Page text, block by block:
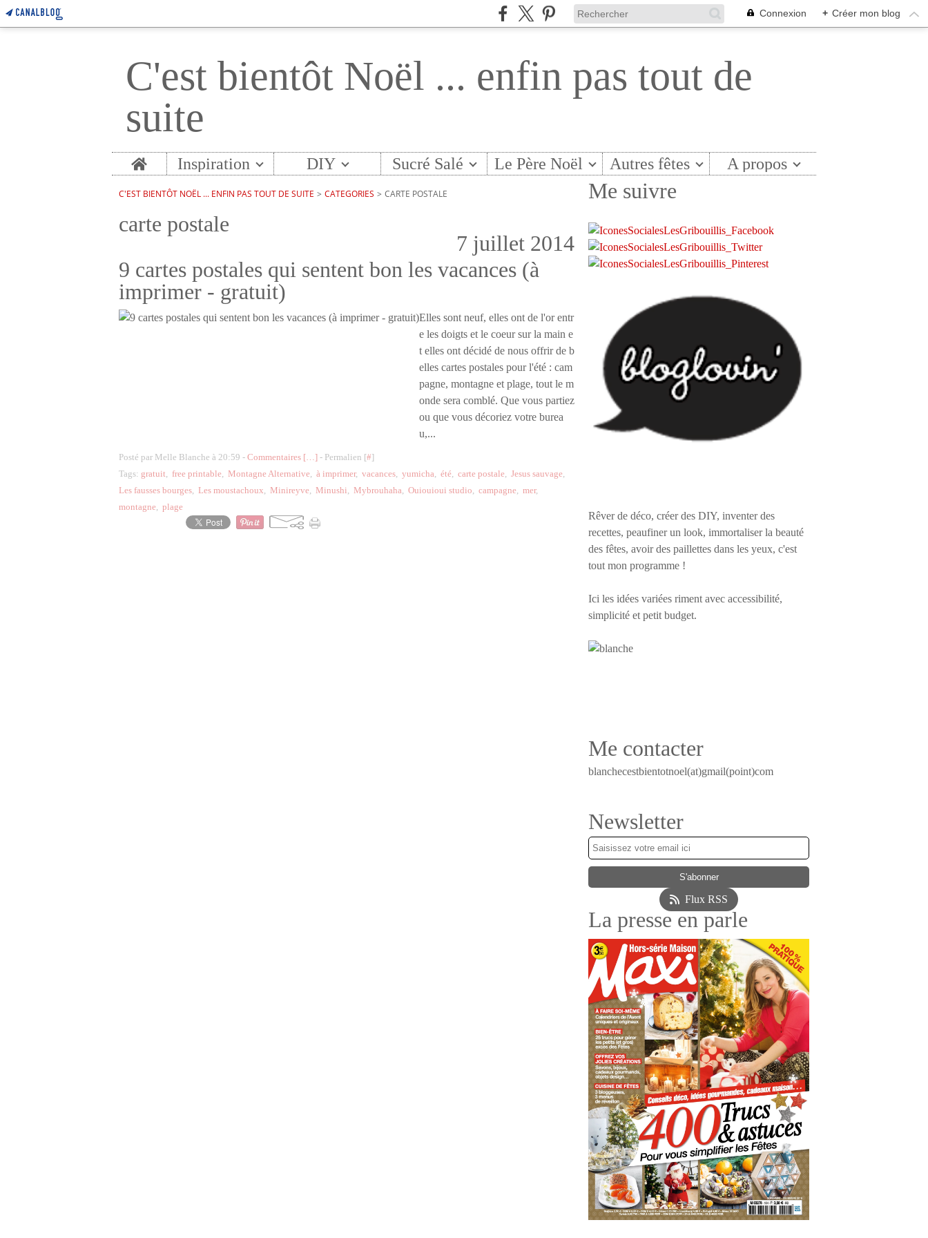
Connexion + Créer mon blog
C'est bientôt Noël ... enfin pas tout de
suite
Home Inspiration DIY Sucré Salé Le Père Noël Autres fêtes A propos
C'EST BIENTÔT NOËL ... ENFIN PAS TOUT DE SUITE > CATEGORIES > CARTE POSTALE
carte postale
7 juillet 2014
9 cartes postales qui sentent bon les vacances (à
imprimer - gratuit)
Elles sont neuf, elles ont de l'or entr
e les doigts et le coeur sur la main e
t elles ont décidé de nous offrir de b
elles cartes postales pour l'été : cam
pagne, montagne et plage, tout le m
onde sera comblé. Que vous partiez
ou que vous décoriez votre burea
u,...
Posté par Melle Blanche à 20:59 - Commentaires […] - Permalien [#]
Tags: gratuit, free printable, Montagne Alternative, à imprimer, vacances, yumicha, été, carte postale, Jesus sauvage,
Les fausses bourges, Les moustachoux, Minireyve, Minushi, Mybrouhaha, Ouiouioui studio, campagne, mer,
montagne, plage
Me suivre
Rêver de déco, créer des DIY, inventer des
recettes, peaufiner un look, immortaliser la beauté
des fêtes, avoir des paillettes dans les yeux, c'est
tout mon programme !
Ici les idées variées riment avec accessibilité,
simplicité et petit budget.
Me contacter
blanchecestbientotnoel(at)gmail(point)com
Newsletter
Flux RSS
La presse en parle